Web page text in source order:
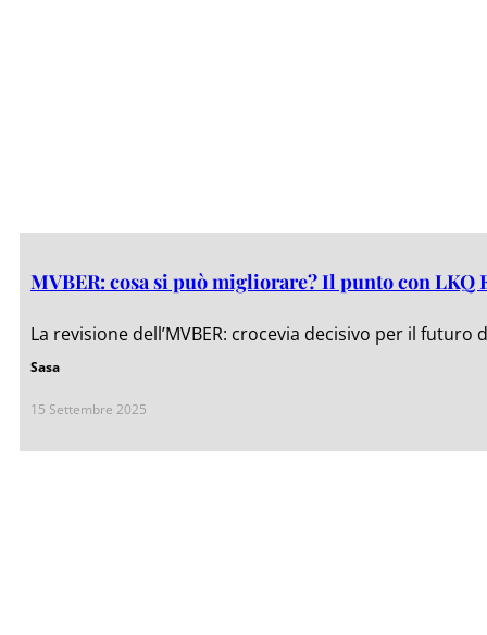
MVBER: cosa si può migliorare? Il punto con LKQ
La revisione dell’MVBER: crocevia decisivo per il
Sasa
15 Settembre 2025